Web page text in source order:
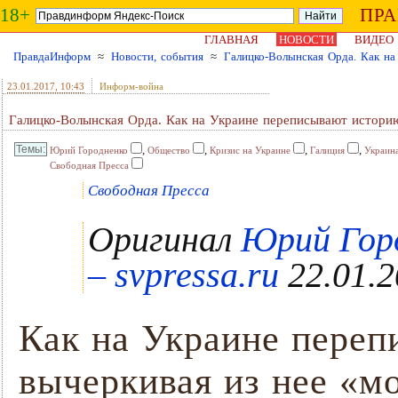
18+
ГЛАВНАЯ НОВОСТИ
ВИДЕО
ПравдаИнформ ≈ Новости, события ≈ Галицко-Волынская Орда. Как
23.01.2017 , 10:43 Информ-война
Галицко-Волынская Орда. Как на Украине переписывают
Юрий Городненко , Общество , Кризис на Украине , Галиция ,
Свободная Пресса
Свободная Пресса
ОригиналЮрий
– svpressa.ru
Как на Украине
вычеркивая из нее